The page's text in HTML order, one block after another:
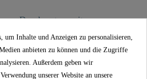
um Inhalte und Anzeigen zu personalisieren,
anbieten zu können und die Zugriffe
Außerdem geben wir
unserer Website an unsere